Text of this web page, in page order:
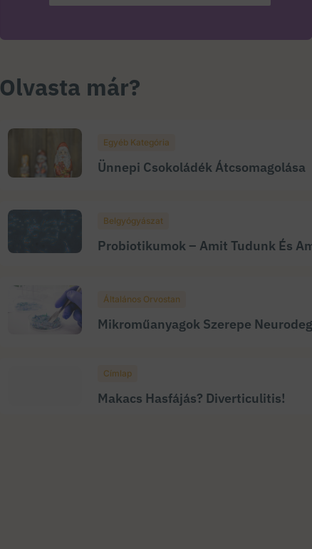
Olvasta már?
Egyéb Kategória
Ünnepi Csokoládék Átcsomagolása
Belgyógyászat
Probiotikumok – Amit Tudunk És
Általános Orvostan
Mikroműanyagok Szerepe
Címlap
Makacs Hasfájás? Diverticulitis!